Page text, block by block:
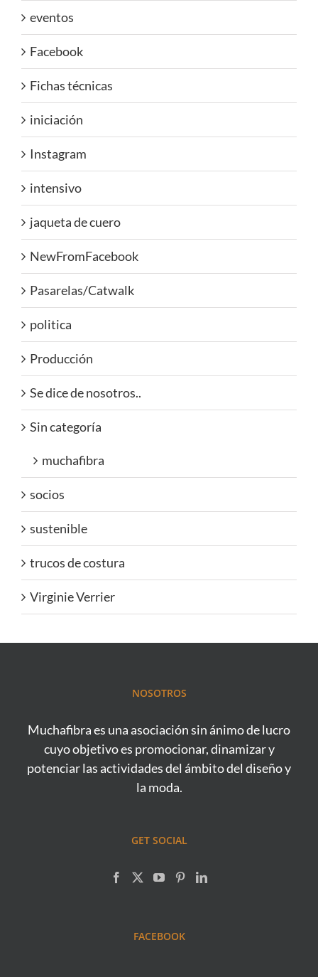
eventos
Facebook
Fichas técnicas
iniciación
Instagram
intensivo
jaqueta de cuero
NewFromFacebook
Pasarelas/Catwalk
politica
Producción
Se dice de nosotros..
Sin categoría
muchafibra
socios
sustenible
trucos de costura
Virginie Verrier
NOSOTROS
Muchafibra es una asociación sin ánimo de lucro
cuyo objetivo es promocionar, dinamizar y
potenciar las actividades del ámbito del diseño y
la moda.
GET SOCIAL
FACEBOOK